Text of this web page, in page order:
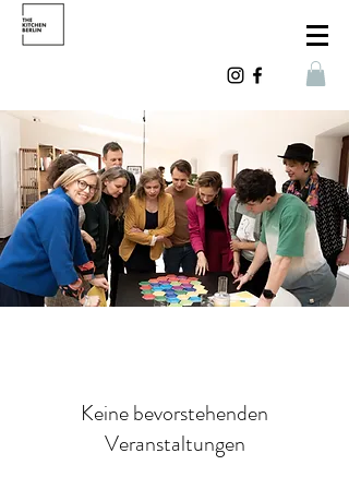
Keine bevorstehenden
Veranstaltungen